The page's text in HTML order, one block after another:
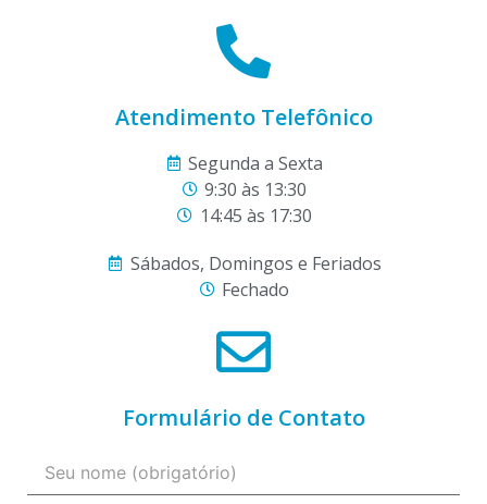
Atendimento Telefônico
Segunda a Sexta
9:30 às 13:30
14:45 às 17:30
Sábados, Domingos e Feriados
Fechado
Formulário de Contato